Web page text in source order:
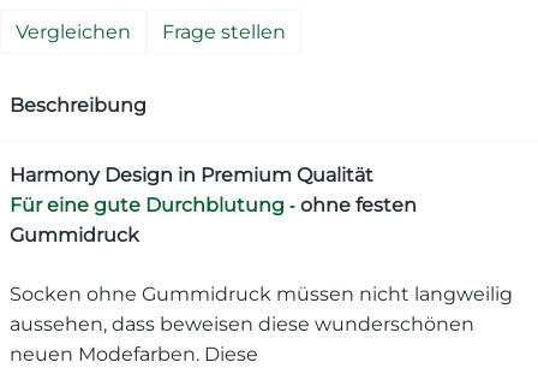
Vergleichen Frage stellen
Beschreibung
Harmony Design in Premium Qualität
Für eine gute Durchblutung - ohne festen
Gummidruck
Socken ohne Gummidruck müssen nicht langweilig
aussehen, dass beweisen diese wunderschönen
neuen Modefarben. Diese